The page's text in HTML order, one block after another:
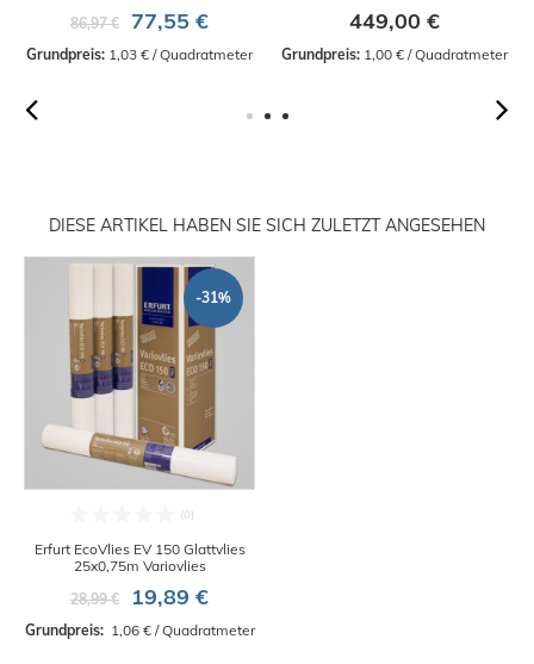
86,97 €
77,55 €
Grundpreis: 1,03 € / Quadratmeter
449,00 €
Grundpreis: 1,00 € / Quadratmeter
DIESE ARTIKEL HABEN SIE SICH ZULETZT ANGESEHEN
-31%
Erfurt EcoVlies EV 150 Glattvlies
25x0,75m Variovlies
28,99 €
19,89 €
Grundpreis: 1,06 € / Quadratmeter